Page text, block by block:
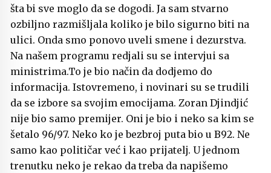
šta bi sve moglo da se dogodi. Ja sam stvarno
ozbiljno razmišljala koliko je bilo sigurno biti na
ulici. Onda smo ponovo uveli smene i dezurstva.
Na našem programu redjali su se intervjui sa
ministrima.To je bio način da dodjemo do
informacija. Istovremeno, i novinari su se trudili
da se izbore sa svojim emocijama. Zoran Djindjić
nije bio samo premijer. Oni je bio i neko sa kim se
šetalo 96/97. Neko ko je bezbroj puta bio u B92. Ne
samo kao političar već i kao prijatelj. U jednom
trenutku neko je rekao da treba da napišemo